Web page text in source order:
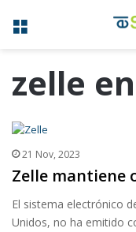
Menú
zelle
21 Nov, 2023
Zelle mantiene
El sistema electrónico
Unidos, no ha emitido